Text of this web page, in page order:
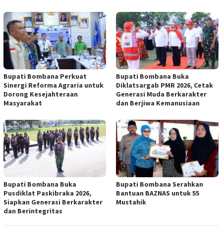
Bupati Bombana Perkuat
Sinergi Reforma Agraria untuk
Dorong Kesejahteraan
Masyarakat
Bupati Bombana Buka
Diklatsargab PMR 2026, Cetak
Generasi Muda Berkarakter
dan Berjiwa Kemanusiaan
Bupati Bombana Buka
Pusdiklat Paskibraka 2026,
Siapkan Generasi Berkarakter
dan Berintegritas
Bupati Bombana Serahkan
Bantuan BAZNAS untuk 55
Mustahik